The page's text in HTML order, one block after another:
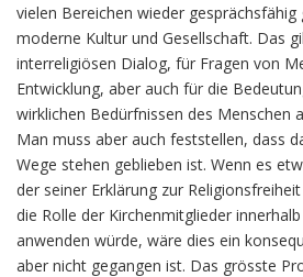
vielen Bereichen wieder
moderne Kultur und Gesellschaft. Das
interreligiösen Dialog, für Fragen von
Entwicklung, aber auch für die
wirklichen Bedürfnissen des Menschen
Man muss aber auch feststellen, dass
Wege stehen geblieben ist. Wenn es
der seiner Erklärung zur
die Rolle der Kirchenmitglieder
anwenden würde, wäre dies ein
aber nicht gegangen ist. Das grösste